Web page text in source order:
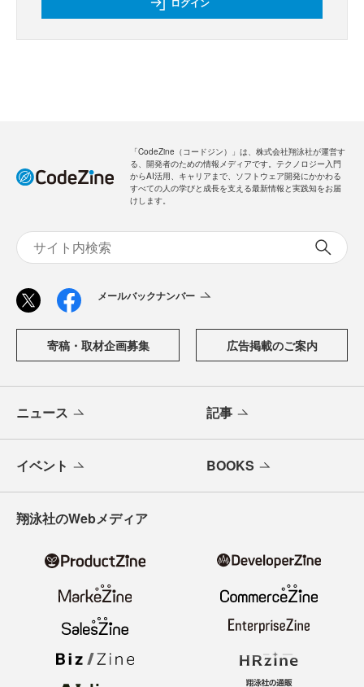
「CodeZine（コードジン）」は、株式会社翔泳社が運営す
る、開発者のための情報メディアです。テクノロジー入門
からAI活用、キャリアまで、ソフトウェア開発にかかわる
すべての人の学びと成長を支える最新情報と実践知をお届
けします。
メールバックナンバー
寄稿・取材企画募集 広告掲載のご案内
ニュース 記事
イベント BOOKS
翔泳社のWebメディア